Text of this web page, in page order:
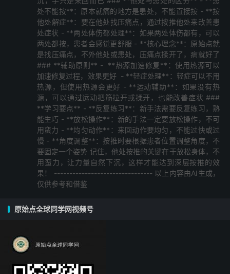
处不能按**：原本就痛的地方是患处，不能直接按 - **按
他处解症**：要在他处找压痛点，通过按推他处来改善患
处症状 - **两处体伤都处理**：如果两处体伤都有，可以
两处都按，患者会感觉更舒服 - **核心理念**：原始点就
是找压痛点，不外他处或患处，压痛点揉开了，病就好了
### **辅助原则** - ️ **热源加速修复**：使用热源可以
加速修复过程，效果更好 ️ - **轻症处理**：轻症可以不用
热源，但使用热源会更好 - **运动辅助**：如果没有热
源，可以通过运动把筋拉开或揉开，也能改善症状 ###
**学习要点** - **反复练习**：新手法需要反复练习，熟
能生巧 - **放松操作**：新的手法一定要放松操作，不可
用蛮力 - **均匀动作**：来回动作要均匀，不能过快或过
慢 - **角度调整**：按推时要根据患者位置调整角度，不
要固定一个姿势 记住，他处按推的关键在于放松身体，不
用蛮力，让力量自然下沉，这样才能达到深层按推的效
果！ -------------------------------- 以上内容由AI生成，
仅供参考和借鉴
原始点全球同学网视频号